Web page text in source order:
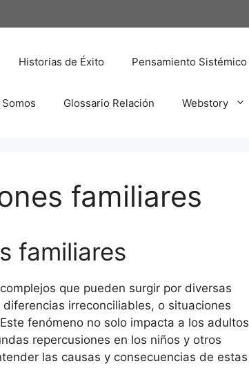
Historias de Éxito Pensamiento Sistémico
Glossario Relación Webstory
familiares
familiares
que pueden surgir por diversas
irreconciliables, o situaciones
fenómeno no solo impacta a los adultos
repercusiones en los niños y otros
las causas y consecuencias de estas